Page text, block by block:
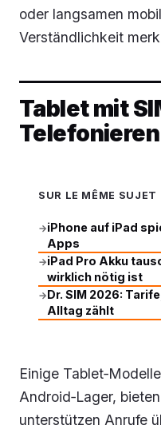
oder langsamen
Verständlichkeit
Tablet mit
SUR LE MÊME SUJET
→iPhone auf iPad
Apps
→iPad Pro Akku
wirklich nötig ist
→Dr. SIM 2026:
Alltag zählt
Einige
Android‑Lager,
unterstützen Anrufe